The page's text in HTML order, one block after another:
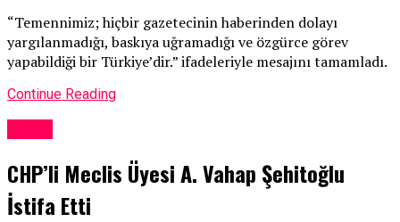
“Temennimiz; hiçbir gazetecinin haberinden dolayı
yargılanmadığı, baskıya uğramadığı ve özgürce görev
yapabildiği bir Türkiye’dir.” ifadeleriyle mesajını tamamladı.
Continue Reading
CHP’li Meclis Üyesi A. Vahap Şehitoğlu
İstifa Etti